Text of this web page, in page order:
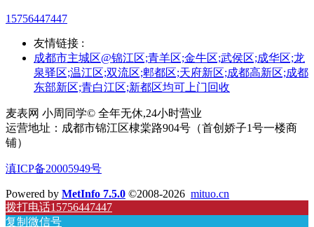
15756447447
友情链接 :
成都市主城区@锦江区;青羊区;金牛区;武侯区;成华区;龙
泉驿区;温江区;双流区;郫都区;天府新区;成都高新区;成都
东部新区;青白江区;新都区均可上门回收
麦表网 小周同学© 全年无休,24小时营业
运营地址：成都市锦江区棣棠路904号（首创娇子1号一楼商
铺）
滇ICP备20005949号
Powered by MetInfo 7.5.0 ©2008-2026 mituo.cn
拨打电话15756447447
复制微信号